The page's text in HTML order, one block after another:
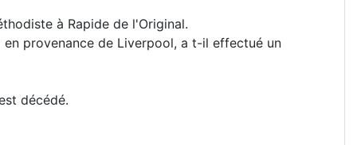
à Rapide de l'Original.
provenance de Liverpool, a t-il effectué un
décédé.